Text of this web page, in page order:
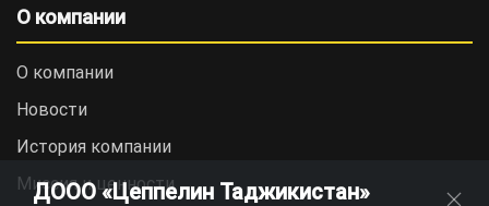
О компании
О компании
Новости
История компании
Миссия и ценности
ДООО «Цеппелин Таджикистан»